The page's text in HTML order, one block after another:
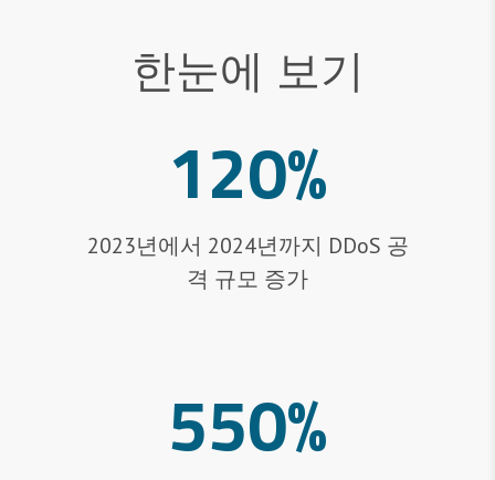
한눈에 보기
120%
2023년에서 2024년까지 DDoS 공
격 규모 증가
550%